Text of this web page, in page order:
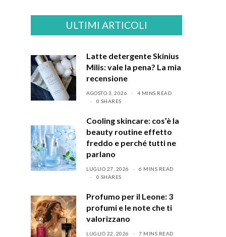
ULTIMI ARTICOLI
Latte detergente Skinius
Milis: vale la pena? La mia
recensione
AGOSTO 3, 2026
4 MINS READ
0 SHARES
Cooling skincare: cos’è la
beauty routine effetto
freddo e perché tutti ne
parlano
LUGLIO 27, 2026
6 MINS READ
0 SHARES
Profumo per il Leone: 3
profumi e le note che ti
valorizzano
LUGLIO 22, 2026
7 MINS READ